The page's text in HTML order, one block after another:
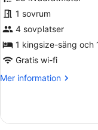
för
Premium
fyrbäddsrum
1 sovrum
4 sovplatser
1 kingsize-säng och
Gratis wi-fi
Mer information
Mer
fyrbäddsrum